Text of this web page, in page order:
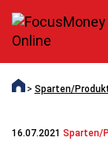
Sparten/
16.07.2021 Sparten/